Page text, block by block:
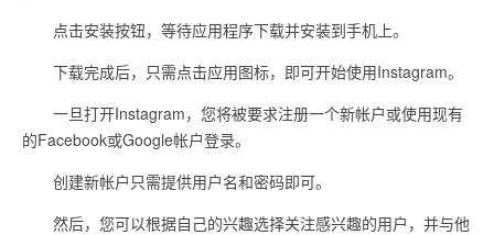
点击安装按钮，等待应用程序下载并安装到手机上。
下载完成后，只需点击应用图标，即可开始使用Instagram。
一旦打开Instagram，您将被要求注册一个新帐户或使用现有
的Facebook或Google帐户登录。
创建新帐户只需提供用户名和密码即可。
然后，您可以根据自己的兴趣选择关注感兴趣的用户，并与他